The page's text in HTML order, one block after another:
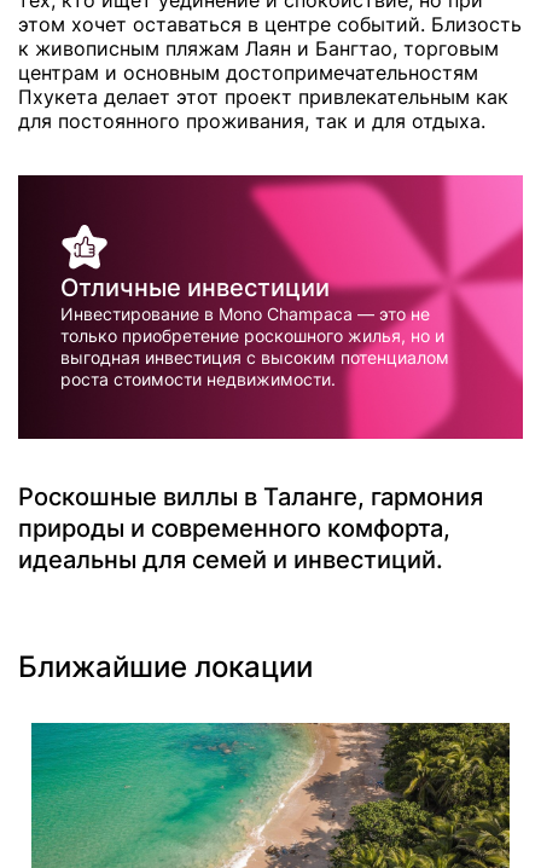
этом хочет оставаться в центре событий. Близость
к живописным пляжам Лаян и Бангтао, торговым
центрам и основным достопримечательностям
Пхукета делает этот проект привлекательным как
для постоянного проживания, так и для отдыха.
Отличные инвестиции
Инвестирование в Mono Champaca — это не
только приобретение роскошного жилья, но и
выгодная инвестиция с высоким потенциалом
роста стоимости недвижимости.
Роскошные виллы в Таланге, гармония
природы и современного комфорта,
идеальны для семей и инвестиций.
Ближайшие локации